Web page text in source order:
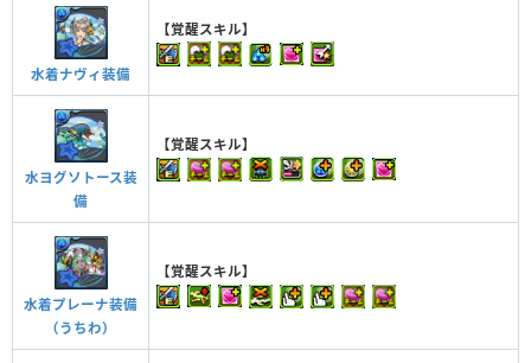
水着ナヴィ装備
【覚醒スキル】
水ヨグソトース装
備
【覚醒スキル】
水着プレーナ装備
（うちわ）
【覚醒スキル】